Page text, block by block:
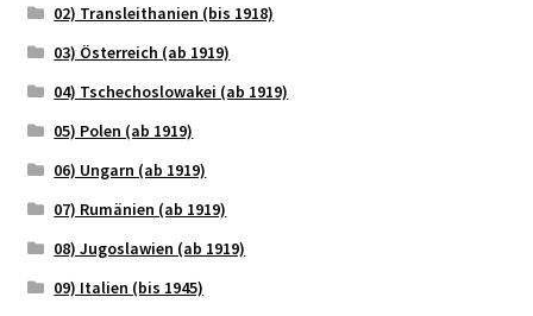
02) Transleithanien (bis 1918)
03) Österreich (ab 1919)
04) Tschechoslowakei (ab 1919)
05) Polen (ab 1919)
06) Ungarn (ab 1919)
07) Rumänien (ab 1919)
08) Jugoslawien (ab 1919)
09) Italien (bis 1945)